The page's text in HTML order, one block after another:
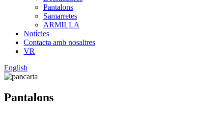
Pantalons
Samarretes
ARMILLA
Notícies
Contacta amb nosaltres
VR
English
Pantalons